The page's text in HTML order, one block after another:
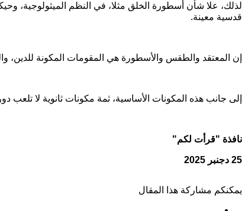
لذلك، علا شأن أسطورة الخلق مثلا، في النظم الميثولوجية،
قدسية معينة.
إن المعتقد والطقس والأسطورة هي المقومات المكونة للدين،
إلى جانب هذه المكونات الأساسية، ثمة مكونات ثانوية لا تلعب
نافذة "قرأت لكم"
25 دجنبر 2025
يمكنكم مشاركة هذا المقال